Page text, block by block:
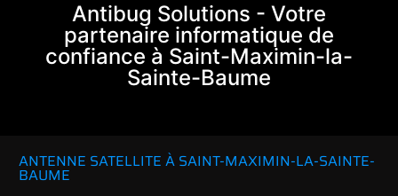
Antibug Solutions - Votre
partenaire informatique de
confiance à Saint-Maximin-la-
Sainte-Baume
ANTENNE SATELLITE À SAINT-MAXIMIN-LA-SAINTE-
BAUME